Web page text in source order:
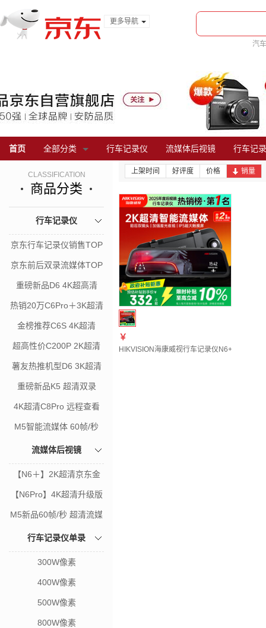
更多导航
汽
首页 全部分类 行车记录仪 流媒体后视镜 行车记
CLASSIFICATION
商品分类
行车记录仪
京东行车记录仪销售TOP
京东前后双录流媒体TOP
重磅新品D6 4K超高清
热销20万C6Pro＋3K超清
金榜推荐C6S 4K超清
超高性价C200P 2K超清
薯友热推机型D6 3K超清
重磅新品K5 超清双录
4K超清C8Pro 远程查看
M5智能流媒体 60帧/秒
流媒体后视镜
【N6＋】2K超清京东金
【N6Pro】4K超清升级版
M5新品60帧/秒 超清流媒
行车记录仪单录
300W像素
400W像素
500W像素
800W像素
上架时间 好评度 价格 销量
￥
HIKVISION海康威视行车记录仪N6+2K